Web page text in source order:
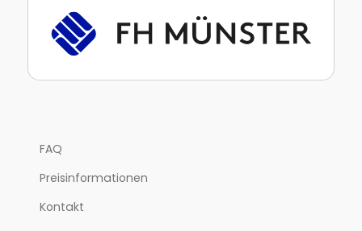
FAQ
Preisinformationen
Kontakt